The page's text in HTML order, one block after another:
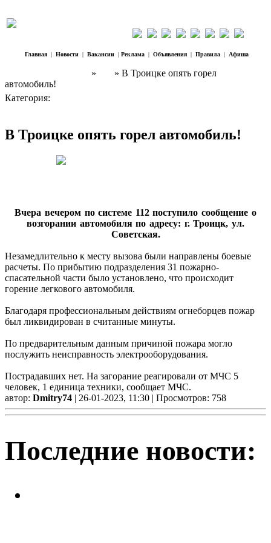
Главная | Новости | Вакансии | Реклама | Объявления | Правила | Афиша
»
» В Троицке опять горел
автомобиль!
Категория:
В Троицке опять горел автомобиль!
Вчера вечером по системе 112 поступило сообщение о
возгорании автомобиля по адресу: г. Троицк, ул.
Советская.
Незамедлительно к месту вызова были направлены боевые
расчеты. По прибытию подразделения 31 пожарно-
спасательной части было установлено, что происходит
горение легкового автомобиля.
Благодаря профессиональным действиям огнеборцев пожар
был ликвидирован в считанные минуты.
По предварительным данным причиной пожара могло
послужить неисправность электрооборудования.
Пострадавших нет. На загорание реагировали от МЧС 5
человек, 1 единица техники, сообщает МЧС.
автор: Dmitry74 | 26-01-2023, 11:30 | Просмотров: 758
Последние новости: